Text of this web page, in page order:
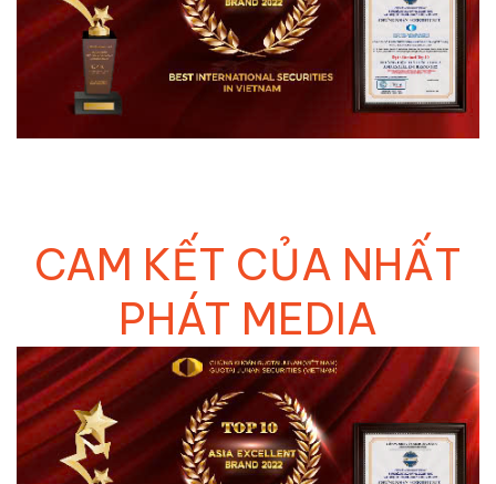
CAM KẾT CỦA NHẤT
PHÁT MEDIA